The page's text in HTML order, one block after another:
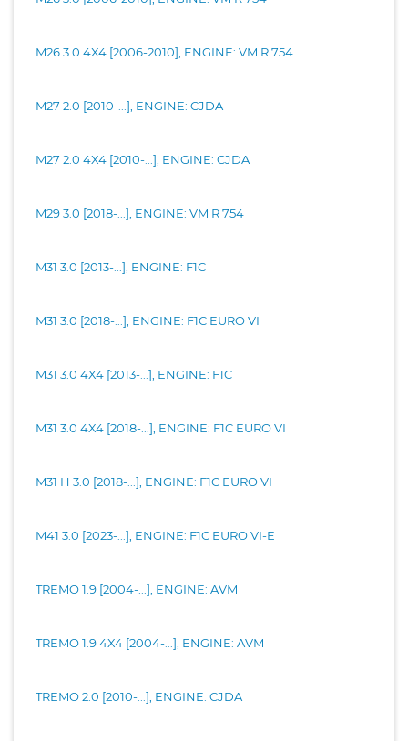
M26 3.0 4X4 [2006-2010], ENGINE: VM R 754
M27 2.0 [2010-...], ENGINE: CJDA
M27 2.0 4X4 [2010-...], ENGINE: CJDA
M29 3.0 [2018-...], ENGINE: VM R 754
M31 3.0 [2013-...], ENGINE: F1C
M31 3.0 [2018-...], ENGINE: F1C EURO VI
M31 3.0 4X4 [2013-...], ENGINE: F1C
M31 3.0 4X4 [2018-...], ENGINE: F1C EURO VI
M31 H 3.0 [2018-...], ENGINE: F1C EURO VI
M41 3.0 [2023-...], ENGINE: F1C EURO VI-E
TREMO 1.9 [2004-...], ENGINE: AVM
TREMO 1.9 4X4 [2004-...], ENGINE: AVM
TREMO 2.0 [2010-...], ENGINE: CJDA